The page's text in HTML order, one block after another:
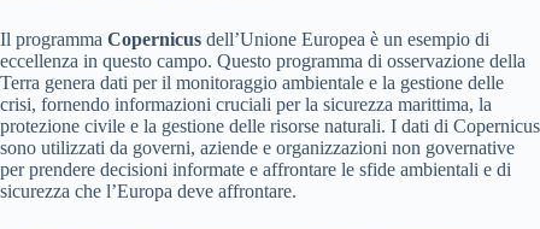
Il programma Copernicus dell’Unione Europea è un esempio di
eccellenza in questo campo. Questo programma di osservazione della
Terra genera dati per il monitoraggio ambientale e la gestione delle
crisi, fornendo informazioni cruciali per la sicurezza marittima, la
protezione civile e la gestione delle risorse naturali. I dati di Copernicus
sono utilizzati da governi, aziende e organizzazioni non governative
per prendere decisioni informate e affrontare le sfide ambientali e di
sicurezza che l’Europa deve affrontare.